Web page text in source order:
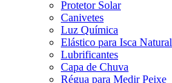
Protetor Solar
Canivetes
Luz Química
Elástico para Isca Natural
Lubrificantes
Capa de Chuva
Régua para Medir Peixe